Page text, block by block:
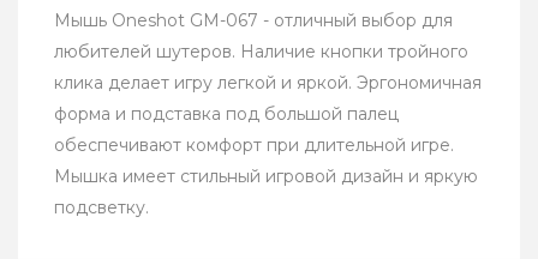
Мышь Oneshot GM-067 - отличный выбор для
любителей шутеров. Наличие кнопки тройного
клика делает игру легкой и яркой. Эргономичная
форма и подставка под большой палец
обеспечивают комфорт при длительной игре.
Мышка имеет стильный игровой дизайн и яркую
подсветку.